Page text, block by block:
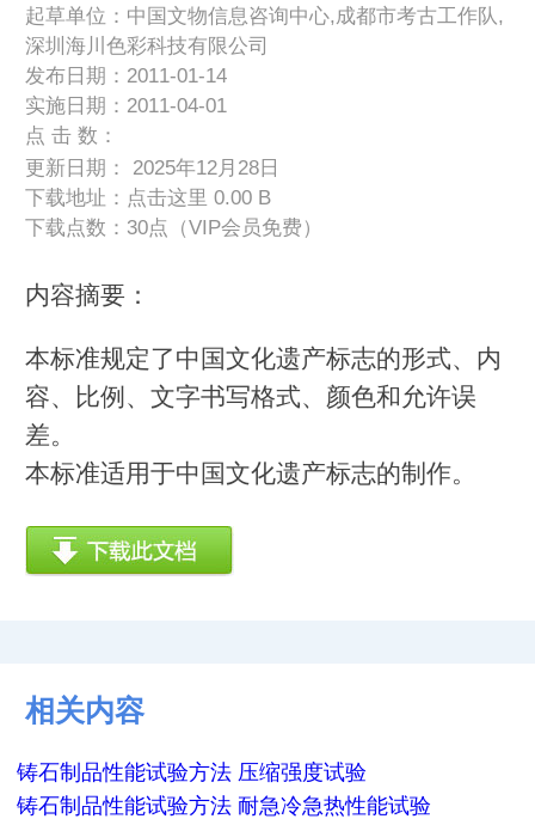
起草单位：中国文物信息咨询中心,成都市考古工作队,
深圳海川色彩科技有限公司
发布日期：2011-01-14
实施日期：2011-04-01
点 击 数：
更新日期： 2025年12月28日
下载地址： 点击这里 0.00 B
下载点数：30点（VIP会员免费）
内容摘要：
本标准规定了中国文化遗产标志的形式、内
容、比例、文字书写格式、颜色和允许误
差。
本标准适用于中国文化遗产标志的制作。
相关内容
铸石制品性能试验方法 压缩强度试验
铸石制品性能试验方法 耐急冷急热性能试验